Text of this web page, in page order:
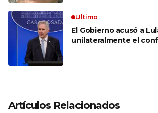
Ultimo
El Gobierno acusó a
unilateralmente el
Artículos Relacionados